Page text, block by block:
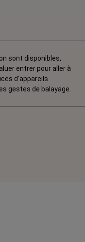
sont disponibles,
entrer pour aller à
d‘appareils
gestes de balayage.